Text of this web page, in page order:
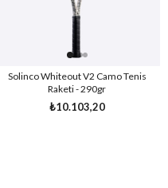
Solinco Whiteout V2 Camo Tenis
Raketi - 290gr
₺10.103,20